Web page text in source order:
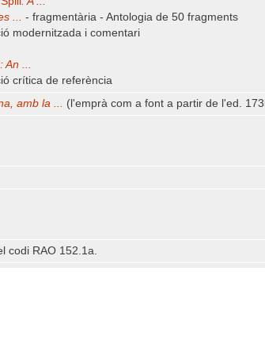
... - fragmentària - Antologia de 50 fragments
modernitzada i comentari
An ...
crítica de referència
amb la ... (l'emprà com a font a partir de l'ed.
codi RAO 152.1a.